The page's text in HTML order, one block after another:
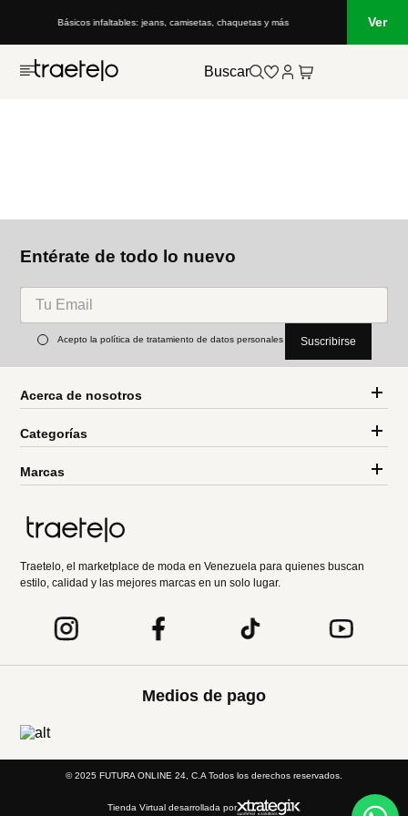
Básicos infaltables: jeans, camisetas, chaquetas y más Ver
Buscar
Entérate de todo lo nuevo
Acepto la política de tratamiento de datos personales Suscribirse
Acerca de nosotros
Categorías
Marcas
Traetelo, el marketplace de moda en Venezuela para quienes buscan
estilo, calidad y las mejores marcas en un solo lugar.
Medios de pago
© 2025 FUTURA ONLINE 24, C.A Todos los derechos reservados.
Tienda Virtual desarrollada por